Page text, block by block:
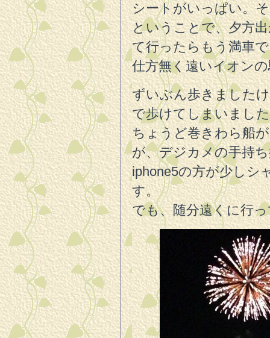
シートがいっぱい。
ということで、夕方
て行ったらもう満車
仕方無く遠いイオン
ずいぶん歩きました
で歩けてしまいまし
ちょうど巻きわら船
が、デジカメの手持
iphone5の方が少しシ
す。
でも、随分遠くに行